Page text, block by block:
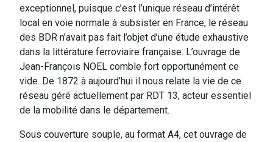
exceptionnel, puisque c’est l’unique réseau d’intérêt
local en voie normale à subsister en France, le réseau
des BDR n’avait pas fait l’objet d’une étude exhaustive
dans la littérature ferroviaire française. L’ouvrage de
Jean-François NOEL comble fort opportunément ce
vide. De 1872 à aujourd’hui il nous relate la vie de ce
réseau géré actuellement par RDT 13, acteur essentiel
de la mobilité dans le département.
Sous couverture souple, au format A4, cet ouvrage de